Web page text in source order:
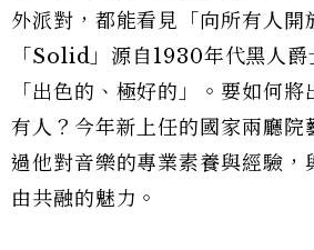
外派對，都能看見「向所有人開
「Solid」源自1930年代黑人爵
「出色的、極好的」。要如何
有人？今年新上任的國家兩廳院
過他對音樂的專業素養與經驗，
由共融的魅力。